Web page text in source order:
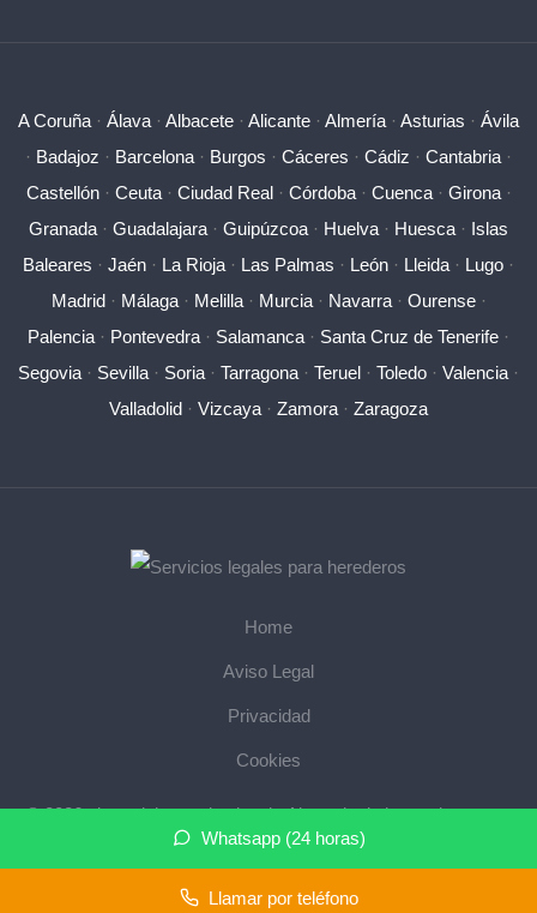
Whatsapp (24 horas)
Llamar por teléfono
A Coruña · Álava · Albacete · Alicante · Almería · Asturias · Ávila
· Badajoz · Barcelona · Burgos · Cáceres · Cádiz · Cantabria ·
Castellón· Ceuta· Ciudad Real· Córdoba· Cuenca· Girona·
Granada · Guadalajara · Guipúzcoa · Huelva · Huesca · Islas
Baleares · Jaén · La Rioja · Las Palmas · León · Lleida · Lugo ·
Madrid· Málaga· Melilla· Murcia· Navarra· Ourense·
Palencia · Pontevedra · Salamanca · Santa Cruz de Tenerife ·
Segovia · Sevilla · Soria · Tarragona · Teruel · Toledo · Valencia ·
Valladolid · Vizcaya · Zamora · Zaragoza
Home
Aviso Legal
Privacidad
Cookies
© 2026 abogadoherencias.legal · Abogado de herencias cerca
de mi ·Mapa del sitio